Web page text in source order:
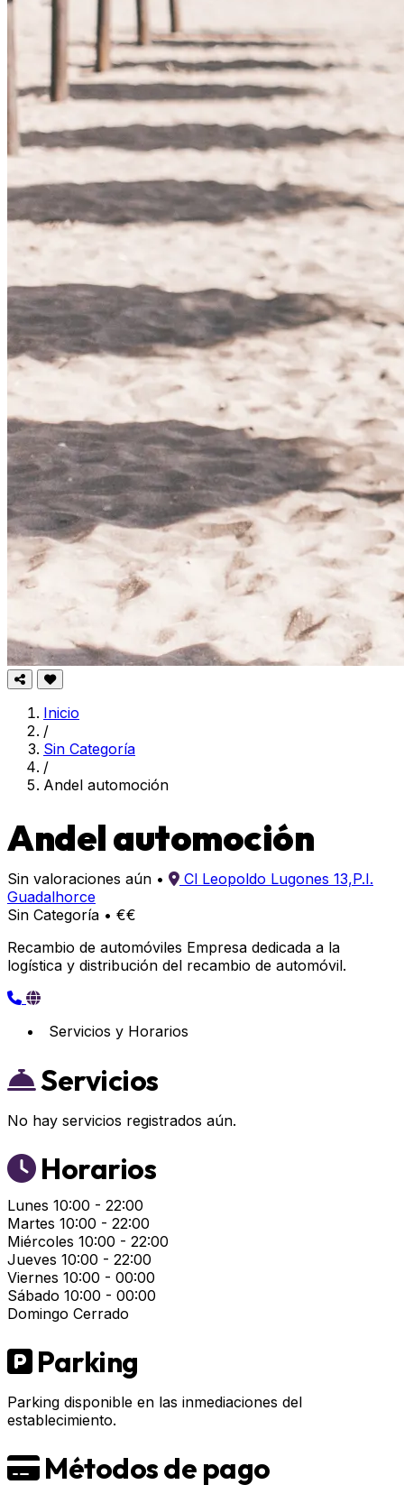
Inicio
/
Sin Categoría
/
Andel automoción
Andel automoción
Sin valoraciones aún •
Cl Leopoldo Lugones 13,P.I.
Guadalhorce
Sin Categoría • €€
Recambio de automóviles Empresa dedicada a la
logística y distribución del recambio de automóvil.
Servicios y Horarios
Servicios
No hay servicios registrados aún.
Horarios
Lunes 10:00 - 22:00
Martes 10:00 - 22:00
Miércoles 10:00 - 22:00
Jueves 10:00 - 22:00
Viernes 10:00 - 00:00
Sábado 10:00 - 00:00
Domingo Cerrado
Parking
Parking disponible en las inmediaciones del
establecimiento.
Métodos de pago